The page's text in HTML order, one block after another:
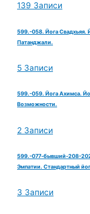
139 Записи
599.-058. Йога Свадхьяя.
Патанджали.
5 Записи
599.-059. Йога Ахимса.
Возможности.
2 Записи
599.-077-бывший-208-
Эмпатии. Стандартный
3 Записи